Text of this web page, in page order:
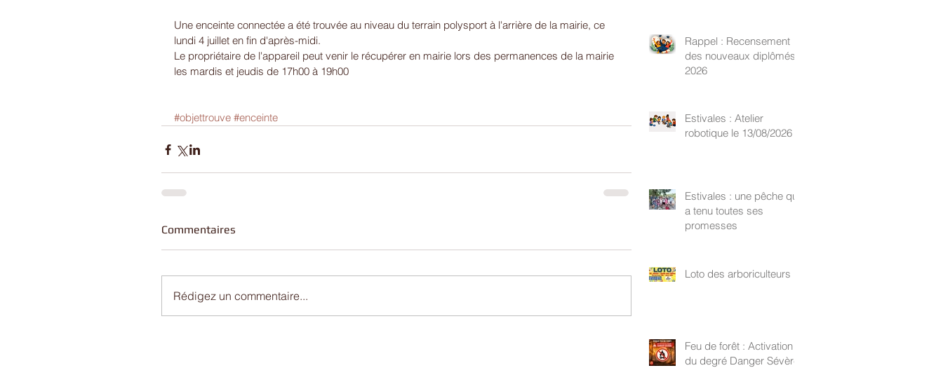
Une enceinte connectée a été trouvée au niveau du terrain polysport à l'arrière de la mairie, ce
lundi 4 juillet en fin d'après-midi.
Le propriétaire de l'appareil peut venir le récupérer en mairie lors des permanences de la mairie
les mardis et jeudis de 17h00 à 19h00
#objettrouve #enceinte
Commentaires
Rédigez un commentaire...
Rappel : Recensement
des nouveaux diplômés
2026
Estivales : Atelier
robotique le 13/08/2026
Estivales : une pêche qui
a tenu toutes ses
promesses
Loto des arboriculteurs
Feu de forêt : Activation
du degré Danger Sévère